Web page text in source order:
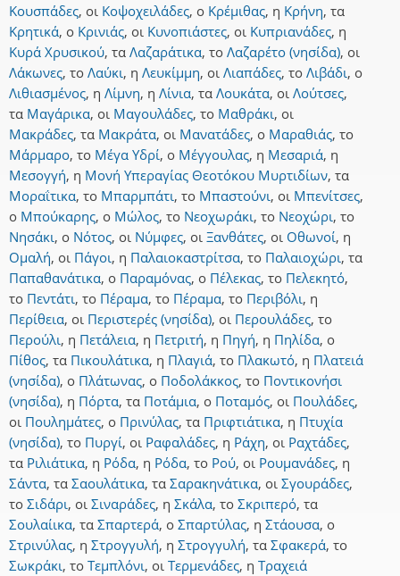
Κουσπάδες, οι Κοψοχειλάδες, ο Κρέμιθας, η Κρήνη, τα
Κρητικά, ο Κρινιάς, οι Κυνοπιάστες, οι Κυπριανάδες, η
Κυρά Χρυσικού, τα Λαζαράτικα, το Λαζαρέτο (νησίδα), οι
Λάκωνες, το Λαύκι, η Λευκίμμη, οι Λιαπάδες, το Λιβάδι, ο
Λιθιασμένος, η Λίμνη, η Λίνια, τα Λουκάτα, οι Λούτσες,
τα Μαγάρικα, οι Μαγουλάδες, το Μαθράκι, οι
Μακράδες, τα Μακράτα, οι Μανατάδες, ο Μαραθιάς, το
Μάρμαρο, το Μέγα Υδρί, ο Μέγγουλας, η Μεσαριά, η
Μεσογγή, η Μονή Υπεραγίας Θεοτόκου Μυρτιδίων, τα
Μοραΐτικα, το Μπαρμπάτι, το Μπαστούνι, οι Μπενίτσες,
ο Μπούκαρης, ο Μώλος, το Νεοχωράκι, το Νεοχώρι, το
Νησάκι, ο Νότος, οι Νύμφες, οι Ξανθάτες, οι Οθωνοί, η
Ομαλή, οι Πάγοι, η Παλαιοκαστρίτσα, το Παλαιοχώρι, τα
Παπαθανάτικα, ο Παραμόνας, ο Πέλεκας, το Πελεκητό,
το Πεντάτι, το Πέραμα, το Πέραμα, το Περιβόλι, η
Περίθεια, οι Περιστερές (νησίδα), οι Περουλάδες, το
Περούλι, η Πετάλεια, η Πετριτή, η Πηγή, η Πηλίδα, ο
Πίθος, τα Πικουλάτικα, η Πλαγιά, το Πλακωτό, η Πλατειά
(νησίδα), ο Πλάτωνας, ο Ποδολάκκος, το Ποντικονήσι
(νησίδα), η Πόρτα, τα Ποτάμια, ο Ποταμός, οι Πουλάδες,
οι Πουλημάτες, ο Πρινύλας, τα Πριφτιάτικα, η Πτυχία
(νησίδα), το Πυργί, οι Ραφαλάδες, η Ράχη, οι Ραχτάδες,
τα Ριλιάτικα, η Ρόδα, η Ρόδα, το Ρού, οι Ρουμανάδες, η
Σάντα, τα Σαουλάτικα, τα Σαρακηνάτικα, οι Σγουράδες,
το Σιδάρι, οι Σιναράδες, η Σκάλα, το Σκριπερό, τα
Σουλαίικα, τα Σπαρτερά, ο Σπαρτύλας, η Στάουσα, ο
Στρινύλας, η Στρογγυλή, η Στρογγυλή, τα Σφακερά, το
Σωκράκι, το Τεμπλόνι, οι Τερμενάδες, η Τραχειά